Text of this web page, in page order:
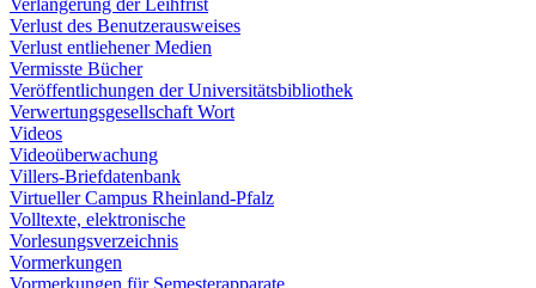
Verlängerung der Leihfrist
Verlust des Benutzerausweises
Verlust entliehener Medien
Vermisste Bücher
Veröffentlichungen der Universitätsbibliothek
Verwertungsgesellschaft Wort
Videos
Videoüberwachung
Villers-Briefdatenbank
Virtueller Campus Rheinland-Pfalz
Volltexte, elektronische
Vorlesungsverzeichnis
Vormerkungen
Vormerkungen für Semesterapparate